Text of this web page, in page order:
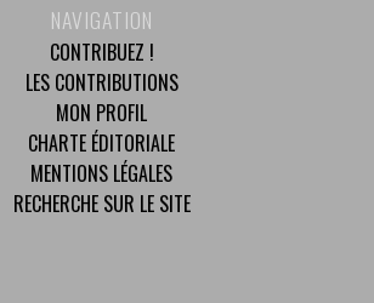
NAVIGATION
CONTRIBUEZ !
LES CONTRIBUTIONS
MON PROFIL
CHARTE ÉDITORIALE
MENTIONS LÉGALES
RECHERCHE SUR LE SITE